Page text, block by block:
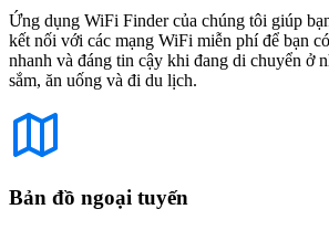
Ứng dụng WiFi Finder của chúng tôi giúp
kết nối với các mạng WiFi miễn phí để bạn
nhanh và đáng tin cậy khi đang di chuyển ở
sắm, ăn uống và đi du lịch.
Bản đồ ngoại tuyến